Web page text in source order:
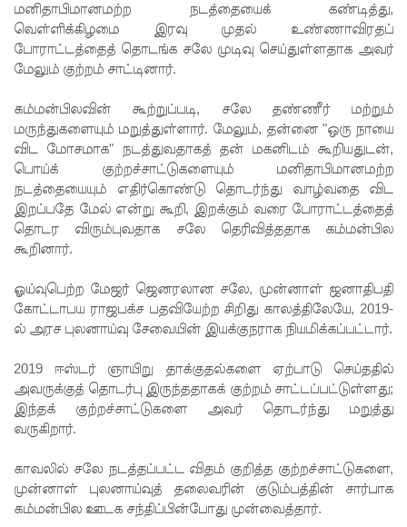
எரிசக்தித்
துறை
ஒத்துழைப்
பு குறித்து
ஆய்வு!
சிறுவர்களி
ன்
கற்பனைக்
சிறகூட்டு
ம்
றகுகள்” –
சிமாரா
சிறுவர்
கதை நூல்
மனிதாபிமானமற்ற நடத்தையைக் கண்டித்து,
வெள்ளிக்கிழமை இரவு முதல் உண்ணாவிரதப்
போராட்டத்தைத் தொடங்க சலே முடிவு செய்துள்ளதாக அவர்
மேலும் குற்றம் சாட்டினார்.
கம்மன்பிலவின் கூற்றுப்படி, சலே தண்ணீர் மற்றும்
மருந்துகளையும் மறுத்துள்ளார். மேலும், தன்னை "ஒரு நாயை
விட மோசமாக" நடத்துவதாகத் தன் மகனிடம் கூறியதுடன்,
பொய்க் குற்றச்சாட்டுகளையும் மனிதாபிமானமற்ற
நடத்தையையும் எதிர்கொண்டு தொடர்ந்து வாழ்வதை விட
இறப்பதே மேல் என்று கூறி, இறக்கும் வரை போராட்டத்தைத்
தொடர விரும்புவதாக சலே தெரிவித்ததாக கம்மன்பில
கூறினார்.
ஓய்வுபெற்ற மேஜர் ஜெனரலான சலே, முன்னாள் ஜனாதிபதி
கோட்டாபய ராஜபக்ச பதவியேற்ற சிறிது காலத்திலேயே, 2019-
ல் அரச புலனாய்வு சேவையின் இயக்குநராக நியமிக்கப்பட்டார்.
2019 ஈஸ்டர் ஞாயிறு தாக்குதல்களை ஏற்பாடு செய்ததில்
அவருக்குத் தொடர்பு இருந்ததாகக் குற்றம் சாட்டப்பட்டுள்ளது;
இந்தக் குற்றச்சாட்டுகளை அவர் தொடர்ந்து மறுத்து
வருகிறார்.
காவலில் சலே நடத்தப்பட்ட விதம் குறித்த குற்றச்சாட்டுகளை,
முன்னாள் புலனாய்வுத் தலைவரின் குடும்பத்தின் சார்பாக
கம்மன்பில ஊடக சந்திப்பின்போது முன்வைத்தார்.